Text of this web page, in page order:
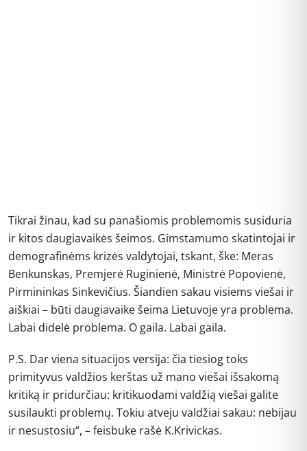
Tikrai žinau, kad su panašiomis problemomis susiduria
ir kitos daugiavaikės šeimos. Gimstamumo skatintojai ir
demografinėms krizės valdytojai, tskant, ške: Meras
Benkunskas, Premjerė Ruginienė, Ministrė Popovienė,
Pirmininkas Sinkevičius. Šiandien sakau visiems viešai ir
aiškiai – būti daugiavaike šeima Lietuvoje yra problema.
Labai didelė problema. O gaila. Labai gaila.
P.S. Dar viena situacijos versija: čia tiesiog toks
primityvus valdžios kerštas už mano viešai išsakomą
kritiką ir pridurčiau: kritikuodami valdžią viešai galite
susilaukti problemų. Tokiu atveju valdžiai sakau: nebijau
ir nesustosiu“, – feisbuke rašė K.Krivickas.